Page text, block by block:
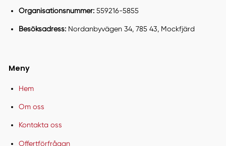
Organisationsnummer:559216-5855
Besöksadress:Nordanbyvägen 34, 785 43, Mockfjärd
Meny
Hem
Om oss
Kontakta oss
Offertförfrågan